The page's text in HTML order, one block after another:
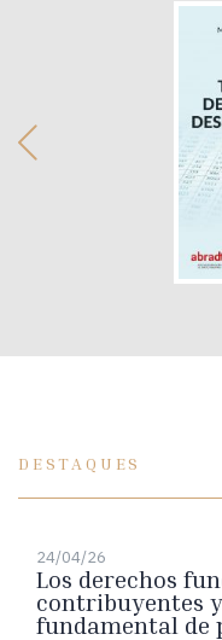
DESTAQUES
24/04/26
Los derechos
contribuyentes
fundamental de